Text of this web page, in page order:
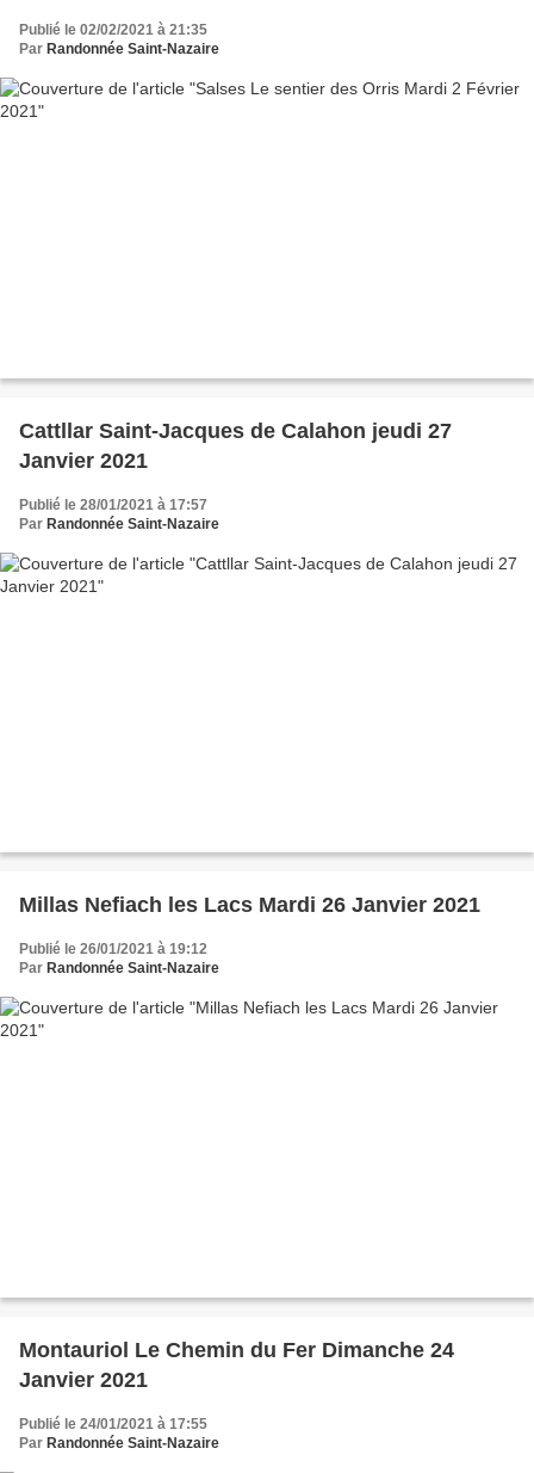
Publié le 02/02/2021 à 21:35
Par Randonnée Saint-Nazaire
Cattllar Saint-Jacques de Calahon jeudi 27
Janvier 2021
Publié le 28/01/2021 à 17:57
Par Randonnée Saint-Nazaire
Millas Nefiach les Lacs Mardi 26 Janvier 2021
Publié le 26/01/2021 à 19:12
Par Randonnée Saint-Nazaire
Montauriol Le Chemin du Fer Dimanche 24
Janvier 2021
Publié le 24/01/2021 à 17:55
Par Randonnée Saint-Nazaire